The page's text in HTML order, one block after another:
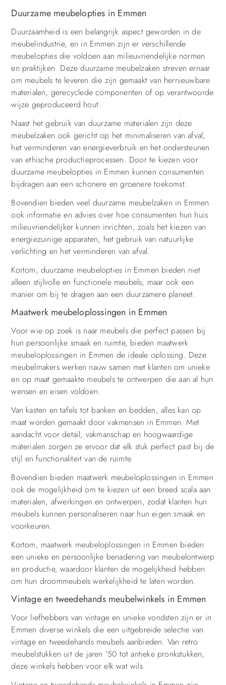
Duurzame meubelopties in Emmen
Duurzaamheid is een belangrijk aspect geworden in de
meubelindustrie, en in Emmen zijn er verschillende
meubelopties die voldoen aan milieuvriendelijke normen
en praktijken. Deze duurzame meubelzaken streven ernaar
om meubels te leveren die zijn gemaakt van hernieuwbare
materialen, gerecyclede componenten of op verantwoorde
wijze geproduceerd hout.
Naast het gebruik van duurzame materialen zijn deze
meubelzaken ook gericht op het minimaliseren van afval,
het verminderen van energieverbruik en het ondersteunen
van ethische productieprocessen. Door te kiezen voor
duurzame meubelopties in Emmen kunnen consumenten
bijdragen aan een schonere en groenere toekomst.
Bovendien bieden veel duurzame meubelzaken in Emmen
ook informatie en advies over hoe consumenten hun huis
milieuvriendelijker kunnen inrichten, zoals het kiezen van
energiezuinige apparaten, het gebruik van natuurlijke
verlichting en het verminderen van afval.
Kortom, duurzame meubelopties in Emmen bieden niet
alleen stijlvolle en functionele meubels, maar ook een
manier om bij te dragen aan een duurzamere planeet.
Maatwerk meubeloplossingen in Emmen
Voor wie op zoek is naar meubels die perfect passen bij
hun persoonlijke smaak en ruimte, bieden maatwerk
meubeloplossingen in Emmen de ideale oplossing. Deze
meubelmakers werken nauw samen met klanten om unieke
en op maat gemaakte meubels te ontwerpen die aan al hun
wensen en eisen voldoen.
Van kasten en tafels tot banken en bedden, alles kan op
maat worden gemaakt door vakmensen in Emmen. Met
aandacht voor detail, vakmanschap en hoogwaardige
materialen zorgen ze ervoor dat elk stuk perfect past bij de
stijl en functionaliteit van de ruimte.
Bovendien bieden maatwerk meubeloplossingen in Emmen
ook de mogelijkheid om te kiezen uit een breed scala aan
materialen, afwerkingen en ontwerpen, zodat klanten hun
meubels kunnen personaliseren naar hun eigen smaak en
voorkeuren.
Kortom, maatwerk meubeloplossingen in Emmen bieden
een unieke en persoonlijke benadering van meubelontwerp
en productie, waardoor klanten de mogelijkheid hebben
om hun droommeubels werkelijkheid te laten worden.
Vintage en tweedehands meubelwinkels in Emmen
Voor liefhebbers van vintage en unieke vondsten zijn er in
Emmen diverse winkels die een uitgebreide selectie van
vintage en tweedehands meubels aanbieden. Van retro
meubelstukken uit de jaren ’50 tot antieke pronkstukken,
deze winkels hebben voor elk wat wils.